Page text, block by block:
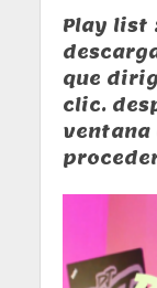
Play list
que
clic.
ventana